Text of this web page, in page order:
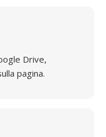
Drive,
pagina.